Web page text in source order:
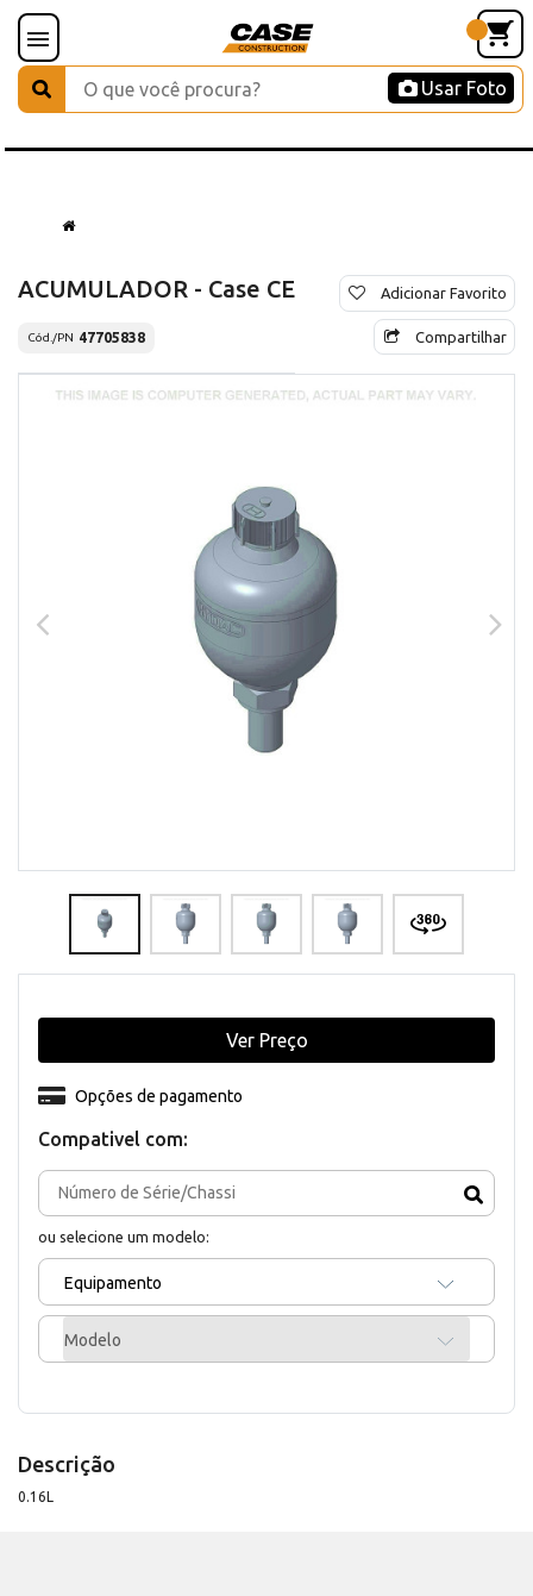
Usar Foto
ACUMULADOR - Case CE
Cód./PN 47705838
Adicionar Favorito
Compartilhar
Compativel com:
ou selecione um modelo:
Equipamento
Modelo
Opções de pagamento
Ver Preço
Descrição
0.16L